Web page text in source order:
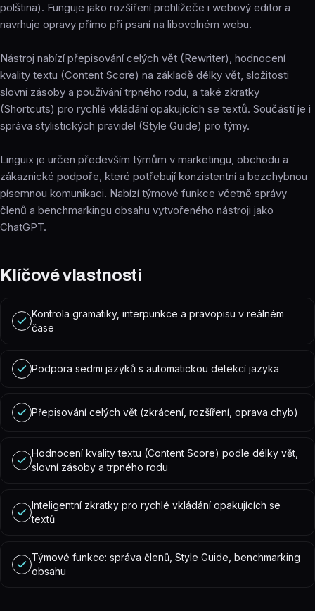
polština). Funguje jako rozšíření prohlížeče i webový editor a
navrhuje opravy přímo při psaní na libovolném webu.
Nástroj nabízí přepisování celých vět (Rewriter), hodnocení
kvality textu (Content Score) na základě délky vět, složitosti
slovní zásoby a používání trpného rodu, a také zkratky
(Shortcuts) pro rychlé vkládání opakujících se textů. Součástí je i
správa stylistických pravidel (Style Guide) pro týmy.
Linguix je určen především týmům v marketingu, obchodu a
zákaznické podpoře, které potřebují konzistentní a bezchybnou
písemnou komunikaci. Nabízí týmové funkce včetně správy
členů a benchmarkingu obsahu vytvořeného nástroji jako
ChatGPT.
Klíčové vlastnosti
Kontrola gramatiky, interpunkce a pravopisu v reálném
čase
Podpora sedmi jazyků s automatickou detekcí jazyka
Přepisování celých vět (zkrácení, rozšíření, oprava chyb)
Hodnocení kvality textu (Content Score) podle délky vět,
slovní zásoby a trpného rodu
Inteligentní zkratky pro rychlé vkládání opakujících se
textů
Týmové funkce: správa členů, Style Guide, benchmarking
obsahu